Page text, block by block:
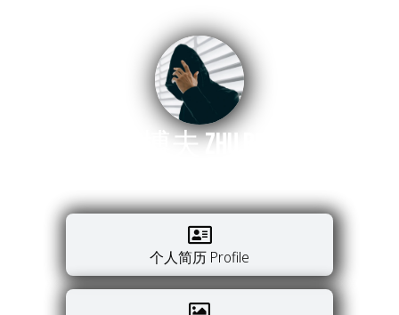
朱博夫 ZHU BOFU
个人简历 Profile